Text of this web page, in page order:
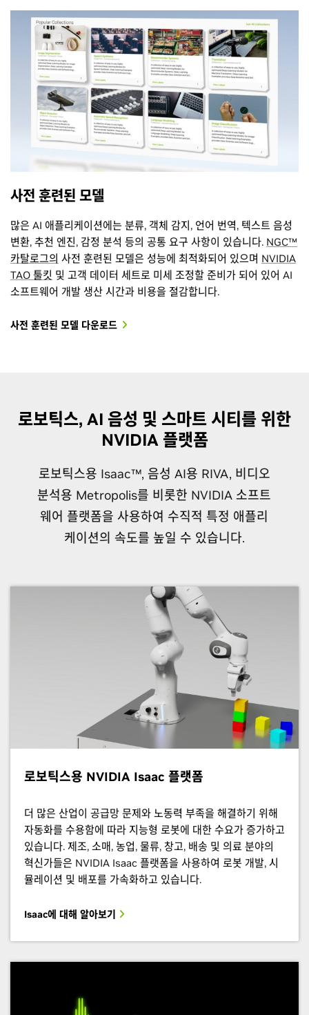
사전 훈련된 모델
많은 AI 애플리케이션에는 분류, 객체 감지, 언어 번역, 텍스트 음성
변환, 추천 엔진, 감정 분석 등의 공통 요구 사항이 있습니다. NGC™
카탈로그의 사전 훈련된 모델은 성능에 최적화되어 있으며 NVIDIA
TAO 툴킷 및 고객 데이터 세트로 미세 조정할 준비가 되어 있어 AI
소프트웨어 개발 생산 시간과 비용을 절감합니다.
사전 훈련된 모델 다운로드
로보틱스, AI 음성 및 스마트 시티를 위한
NVIDIA 플랫폼
로보틱스용 Isaac™, 음성 AI용 RIVA, 비디오
분석용 Metropolis를 비롯한 NVIDIA 소프트
웨어 플랫폼을 사용하여 수직적 특정 애플리
케이션의 속도를 높일 수 있습니다.
로보틱스용 NVIDIA Isaac 플랫폼
더 많은 산업이 공급망 문제와 노동력 부족을 해결하기 위해
자동화를 수용함에 따라 지능형 로봇에 대한 수요가 증가하고
있습니다. 제조, 소매, 농업, 물류, 창고, 배송 및 의료 분야의
혁신가들은 NVIDIA Isaac 플랫폼을 사용하여 로봇 개발, 시
뮬레이션 및 배포를 가속화하고 있습니다.
Isaac에 대해 알아보기